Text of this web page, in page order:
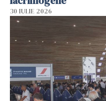
30 IULIE 2026